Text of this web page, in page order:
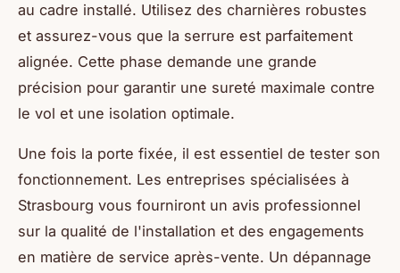
au cadre installé. Utilisez des charnières robustes
et assurez-vous que la serrure est parfaitement
alignée. Cette phase demande une grande
précision pour garantir une sureté maximale contre
le vol et une isolation optimale.
Une fois la porte fixée, il est essentiel de tester son
fonctionnement. Les entreprises spécialisées à
Strasbourg vous fourniront un avis professionnel
sur la qualité de l'installation et des engagements
en matière de service après-vente. Un dépannage